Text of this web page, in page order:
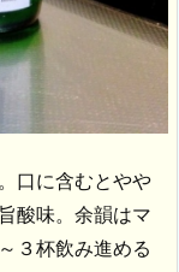
口に含むとやや
酸味。余韻はマ
３杯飲み進める